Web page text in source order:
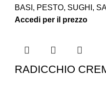
BASI , PESTO, SUGHI ,
Accedi per il prezzo
RADICCHIO